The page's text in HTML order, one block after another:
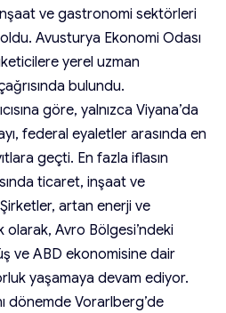
ve gastronomi sektörleri
Avusturya Ekonomi Odası
yerel uzman
bulundu.
göre, yalnızca Viyana’da
federal eyaletler arasında en
geçti. En fazla iflasın
ticaret, inşaat ve
artan enerji ve
Avro Bölgesi’ndeki
ve ABD ekonomisine dair
yaşamaya devam ediyor.
dönemde Vorarlberg’de